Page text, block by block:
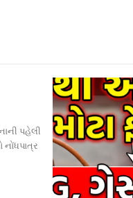
પહેલી
નોંધપાત્ર